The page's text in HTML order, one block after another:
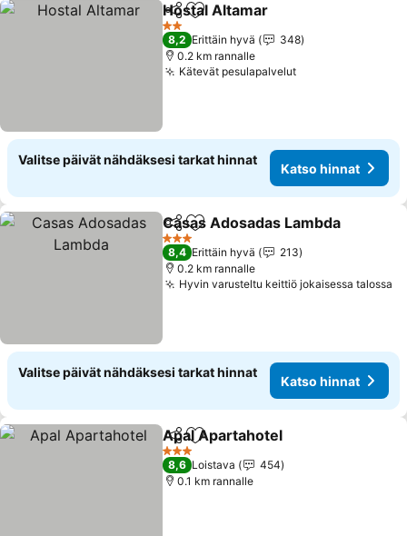
Jaa Lisää suosikkeihin
Hostal Altamar
2 Tähtiluokitus
8,2 Erittäin hyvä
348
0.2 km rannalle
Kätevät pesulapalvelutKatso hinnat
Valitse päivät nähdäksesi tarkat hinnat
Katso hinnat
Jaa Lisää suosikkeihin
Casas Adosadas Lambda
3 Tähtiluokitus
8,4 Erittäin hyvä
213
0.2 km rannalle
Hyvin varusteltu keittiö jokaisessa talossa
Valitse päivät nähdäksesi tarkat hinnat
Katso hinnat
Jaa Lisää suosikkeihin
Apal Apartahotel
3 Tähtiluokitus
8,6 Loistava
454
0.1 km rannalle